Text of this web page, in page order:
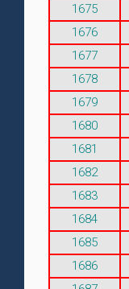
1675
1676
1677
1678
1679
1680
1681
1682
1683
1684
1685
1686